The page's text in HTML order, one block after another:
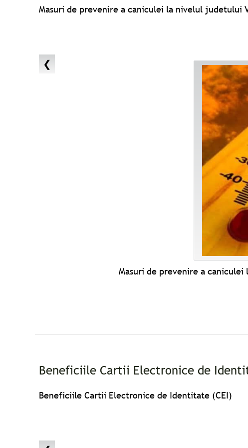
Masuri de prevenire a caniculei la nivelul judetului
❮
Masuri de prevenire a
Beneficiile Cartii Electronice de
Beneficiile Cartii Electronice de Identitate (CEI)